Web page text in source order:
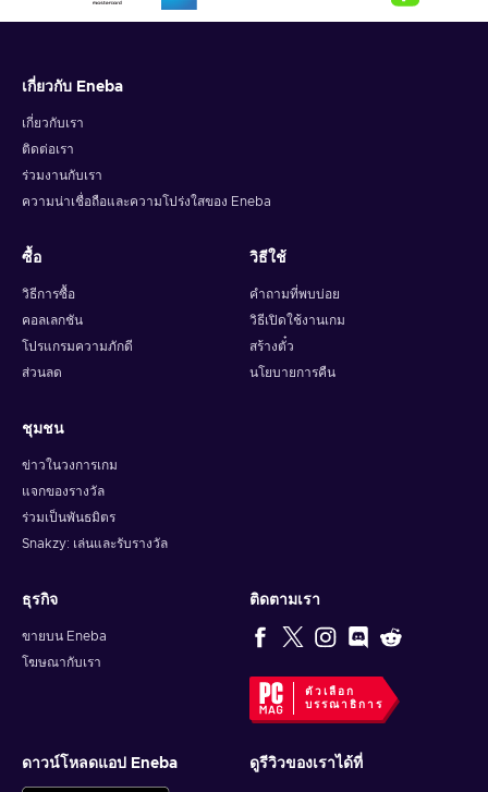
The other entertaining feature is the Apps. You can get
digital purchase. And with variety on the offer, all you have to
How to redeem the iTunes code on iPhone, iPad,
or iPod?
Open the App Store on your device;
Tap the Sign-in button or your photo on the top of the
screen;
Choose the Redeem Gift Card or Code option;
Enter the purchased iTunes gift card code;
Finish the process by pressing Redeem.
Sign-in or click on your profile name;
Select the Redeem Gift Card option;
Enter the purchased iTunes gift card code;
How to redeem the iTunes code on Windows
PC?
Press the Account button on top of the iTunes window;
Enter the purchased iTunes gift card code;
Finish the process by pressing Redeem.
เกี่ยวกับ Eneba
เกี่ยวกับเรา
ติดต่อเรา
ร่วมงานกับเรา
ความน่าเชื่อถือและความโปร่งใสของ Eneba
ซื้อ
วิธีการซื้อ
คอลเลกชัน
โปรแกรมความภักดี
ส่วนลด
วิธีใช้
คำถามที่พบบ่อย
วิธีเปิดใช้งานเกม
สร้างตั๋ว
นโยบายการคืน
ชุมชน
ข่าวในวงการเกม
แจกของรางวัล
ร่วมเป็นพันธมิตร
Snakzy: เล่นและรับรางวัล
ธุรกิจ
ขายบน Eneba
โฆษณากับเรา
ติดตามเรา
ตัวเลือก
บรรณาธิการ
ดาวน์โหลดแอป Eneba ดูรีวิวของเราได้ที่